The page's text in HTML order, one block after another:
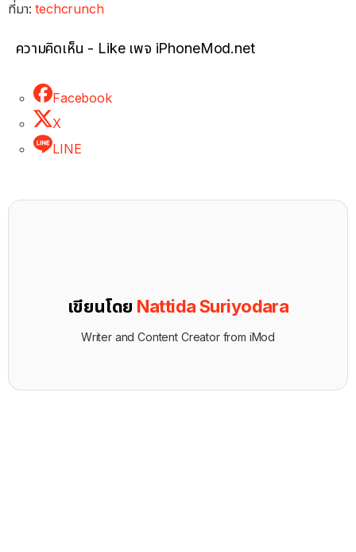
ที่มา:techcrunch
ความคิดเห็น - Like เพจ iPhoneMod.net
Facebook
X
LINE
เขียนโดย Nattida Suriyodara
Writer and Content Creator from iMod